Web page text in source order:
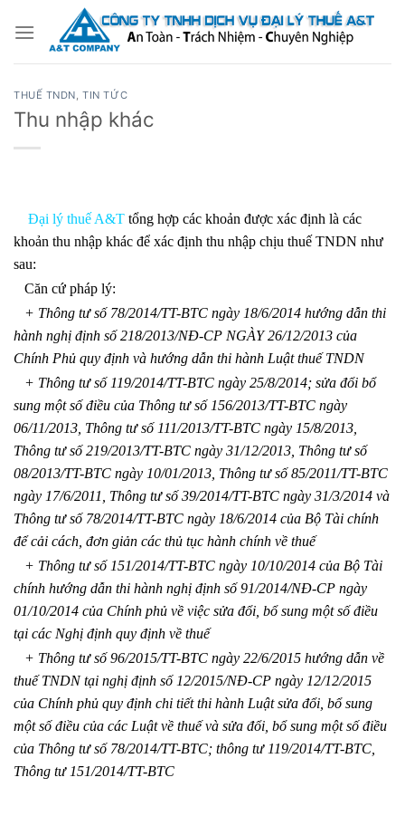
qua
THUẾ TNDN,TIN TỨC
Thu nhập khác
Đại lý thuế A&T tổng hợp các khoản được xác định là các
khoản thu nhập khác để xác định thu nhập chịu thuế TNDN như
sau:
Căn cứ pháp lý:
+ Thông tư số 78/2014/TT-BTC ngày 18/6/2014 hướng dẫn thi
hành nghị định số218/2013/NĐ-CP NGÀY 26/12/2013 của
Chính Phủ quy định và hướng dẫn thi hành Luật thuế TNDN
+ Thông tư số 119/2014/TT-BTC ngày 25/8/2014; sửa đổi bổ
sung một số điều của Thông tư số 156/2013/TT-BTC ngày
06/11/2013, Thông tư số 111/2013/TT-BTC ngày 15/8/2013,
Thông tư số 219/2013/TT-BTC ngày 31/12/2013, Thông tư số
08/2013/TT-BTC ngày 10/01/2013, Thông tư số 85/2011/TT-BTC
ngày 17/6/2011,­­ Thông tư số 39/2014/TT-BTC ngày 31/3/2014 và
Thông tư số 78/2014/TT-BTC ngày 18/6/2014 của Bộ Tài chính
để cải cách, đơn giản các thủ tục hành chính về thuế
+ Thông tư số 151/2014/TT-BTC ngày 10/10/2014 của Bộ Tài
chính hướng dẫn thi hành nghị định số 91/2014/NĐ-CP ngày
01/10/2014 của Chính phủ về việc sửa đổi, bổ sung một số điều
tại các Nghị định quy định về thuế
+ Thông tư số 96/2015/TT-BTC ngày 22/6/2015 hướng dẫn về
thuế TNDN tại nghị định số 12/2015/NĐ-CP ngày 12/12/2015
của Chính phủ quy định chi tiết thi hành Luật sửa đổi, bổ sung
một số điều của các Luật về thuế và sửa đổi, bổ sung một số điều
của Thông tư số 78/2014/TT-BTC; thông tư 119/2014/TT-BTC,
Thông tư 151/2014/TT-BTC